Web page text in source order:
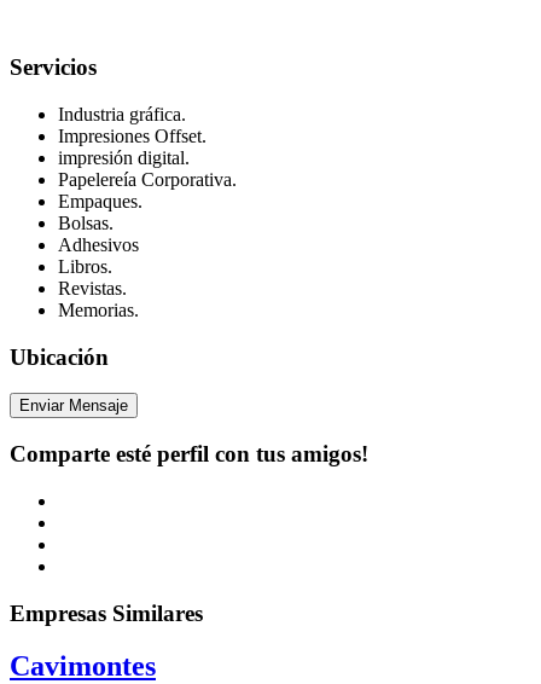
Servicios
Industria gráfica.
Impresiones Offset.
impresión digital.
Papelereía Corporativa.
Empaques.
Bolsas.
Adhesivos
Libros.
Revistas.
Memorias.
Ubicación
Enviar Mensaje
Comparte esté perfil con tus amigos!
Empresas Similares
Cavimontes